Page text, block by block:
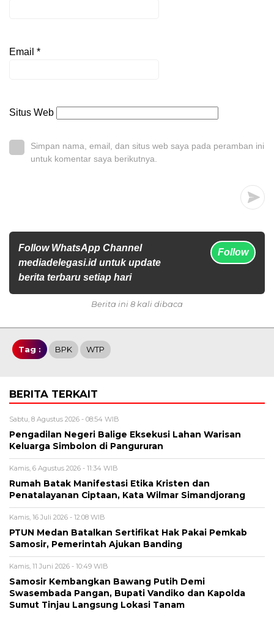
Email *
Situs Web
Simpan nama, email, dan situs web saya pada peramban ini
untuk komentar saya berikutnya.
Follow WhatsApp Channel
mediadelegasi.id untuk update
berita terbaru setiap hari
Follow
Berita ini 8 kali dibaca
Tag : BPK WTP
BERITA TERKAIT
Sabtu, 8 Agustus 2026 - 08:54 WIB
Pengadilan Negeri Balige Eksekusi Lahan Warisan
Keluarga Simbolon di Pangururan
Kamis, 6 Agustus 2026 - 11:34 WIB
Rumah Batak Manifestasi Etika Kristen dan
Penatalayanan Ciptaan, Kata Wilmar Simandjorang
Kamis, 16 Juli 2026 - 12:08 WIB
PTUN Medan Batalkan Sertifikat Hak Pakai Pemkab
Samosir, Pemerintah Ajukan Banding
Kamis, 11 Juni 2026 - 10:49 WIB
Samosir Kembangkan Bawang Putih Demi
Swasembada Pangan, Bupati Vandiko dan Kapolda
Sumut Tinjau Langsung Lokasi Tanam